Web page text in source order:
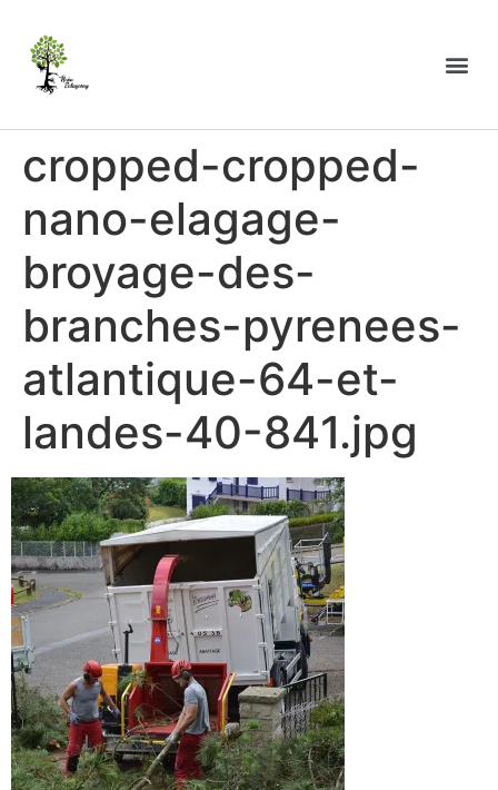
cropped-cropped-
nano-elagage-
broyage-des-
branches-pyrenees-
atlantique-64-et-
landes-40-841.jpg